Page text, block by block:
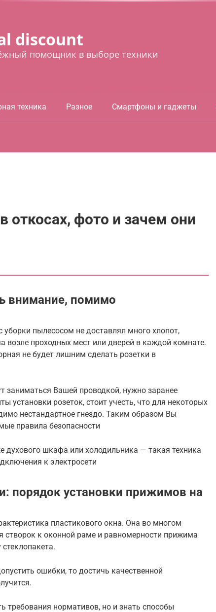
discount
помощник в выборе техники
техника Разное Смартфоны и гаджеты
откосах, фото и зачем они
внимание, помимо
уборки пылесосом не доставлял много хлопот,
возле проходных мест или дверей в каждой комнате.
не будет лишним сделать розетки в
заниматься Вашей проводкой, нужно заранее
установки розеток, стоит учесть, что для некоторых
нестандартное гнездо. Таким образом Вы
правила безопасности
духового шкафа или холодильника — такая техника
к электросети
порядок установки прижимов на
пластикового окна. Она во многом
створок к оконной раме и равномерности прижима
ошибки, то достичь качественной
требования нормативов, но и знать способы